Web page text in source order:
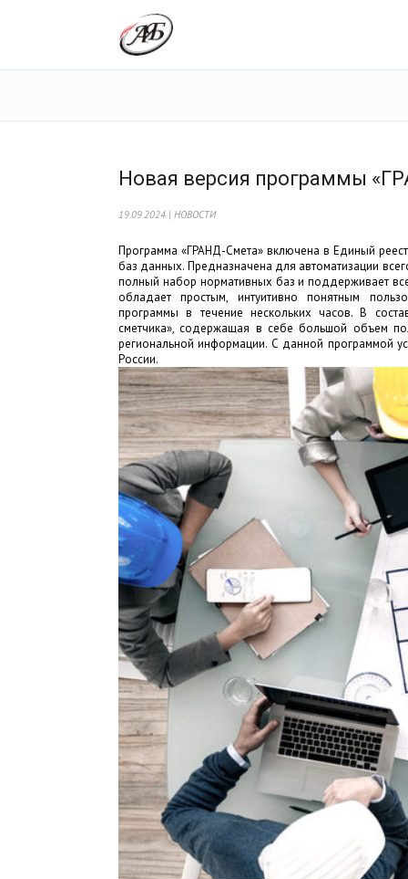
Новая версия программы
19.09.2024 | НОВОСТИ
Программа «ГРАНД-Смета» включена в Единый
баз данных. Предназначена для автоматизации
полный набор нормативных баз и поддерживает
обладает простым, интуитивно понятным
программы в течение нескольких часов. В
сметчика», содержащая в себе большой объем
региональной информации. С данной программой
России.